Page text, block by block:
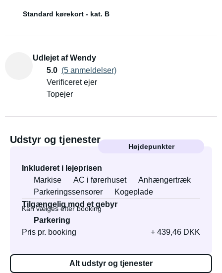
Standard kørekort - kat. B
Udlejet af Wendy
5.0 (5 anmeldelser)
Verificeret ejer
Topejer
Udstyr og tjenester
Højdepunkter
Inkluderet i lejeprisen
Markise
AC i førerhuset
Anhængertræk
Parkeringssensorer
Kogeplade
Tilgængelig mod et gebyr
Kan vælges efter booking
Parkering
Pris pr. booking
+ 439,46 DKK
Alt udstyr og tjenester